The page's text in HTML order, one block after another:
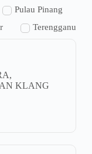
Pulau Pinang
Terengganu
KLANG